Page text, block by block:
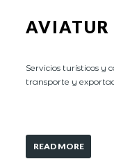
AVIATUR
Servicios turísticos y
transporte y
READ MORE